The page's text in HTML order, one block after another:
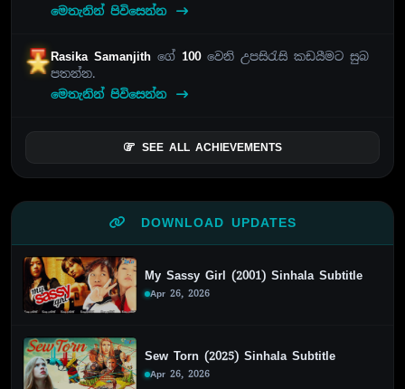
මෙතැනින් පිවිසෙන්න
Rasika Samanjithගේ 100වෙනි උපසිරැසි කඩයීමට සුබ
පතන්න.
මෙතැනින් පිවිසෙන්න
SEE ALL ACHIEVEMENTS
DOWNLOAD UPDATES
My Sassy Girl (2001) Sinhala Subtitle
Apr 26, 2026
Sew Torn (2025) Sinhala Subtitle
Apr 26, 2026